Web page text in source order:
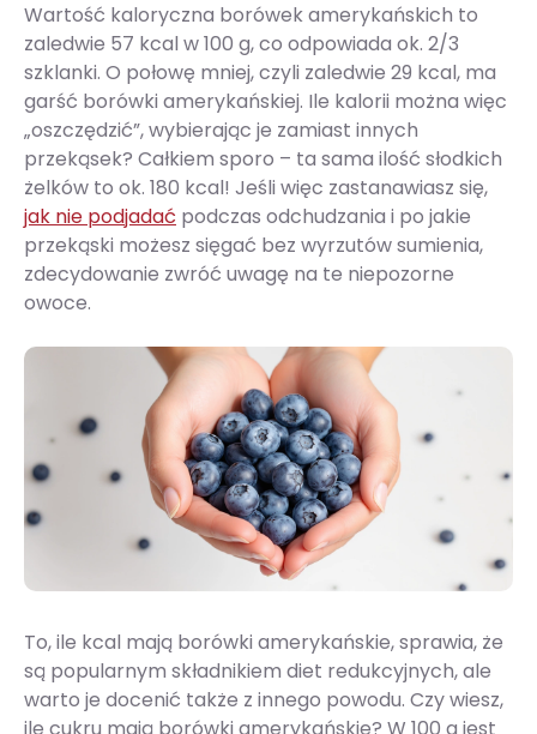
Wartość kaloryczna borówek amerykańskich to
zaledwie 57 kcal w 100 g, co odpowiada ok. 2/3
szklanki. O połowę mniej, czyli zaledwie 29 kcal, ma
garść borówki amerykańskiej. Ile kalorii można więc
„oszczędzić”, wybierając je zamiast innych
przekąsek? Całkiem sporo – ta sama ilość słodkich
żelków to ok. 180 kcal! Jeśli więc zastanawiasz się,
jak nie podjadać podczas odchudzania i po jakie
przekąski możesz sięgać bez wyrzutów sumienia,
zdecydowanie zwróć uwagę na te niepozorne
owoce.
To, ile kcal mają borówki amerykańskie, sprawia, że
są popularnym składnikiem diet redukcyjnych, ale
warto je docenić także z innego powodu. Czy wiesz,